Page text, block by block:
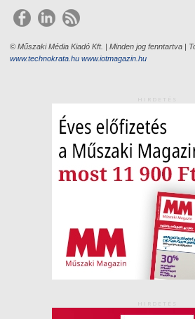
© Műszaki Média Kiadó Kft. | Minden jog fenntartva |
www.technokrata.hu www.iotmagazin.hu
HIRDETÉS
HIRDETÉS